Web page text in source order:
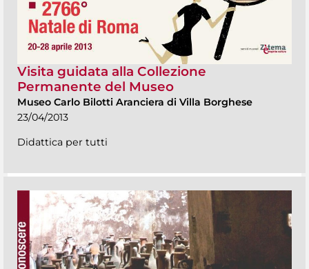
Visita guidata alla Collezione
Permanente del Museo
Museo Carlo Bilotti Aranciera di Villa Borghese
23/04/2013
Didattica per tutti